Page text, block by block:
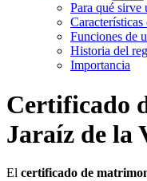
Para qué
Funciones de
Historia del
Importancia
Certificado
Jaraíz de la
El certificado de